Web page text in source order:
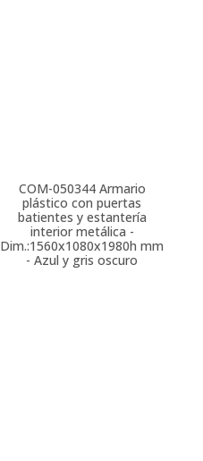
COM-050344 Armario
plástico con puertas
batientes y estantería
interior metálica -
Dim.:1560x1080x1980h mm
- Azul y gris oscuro